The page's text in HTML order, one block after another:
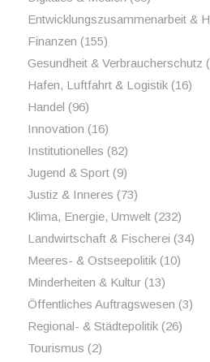
Entwicklungszusammenarbeit &
Finanzen (155)
Gesundheit & Verbraucherschutz
Hafen, Luftfahrt & Logistik(16)
Handel (96)
Innovation (16)
Institutionelles (82)
Jugend & Sport(9)
Justiz & Inneres (73)
Klima, Energie, Umwelt(232)
Landwirtschaft & Fischerei (34)
Meeres- & Ostseepolitik(10)
Minderheiten & Kultur(13)
Öffentliches Auftragswesen (3)
Regional- & Städtepolitik(26)
Tourismus (2)